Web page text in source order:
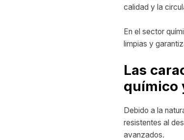
calidad y la
En el sector
limpias y
Las
químico
Debido a la
resistentes al
avanzados.